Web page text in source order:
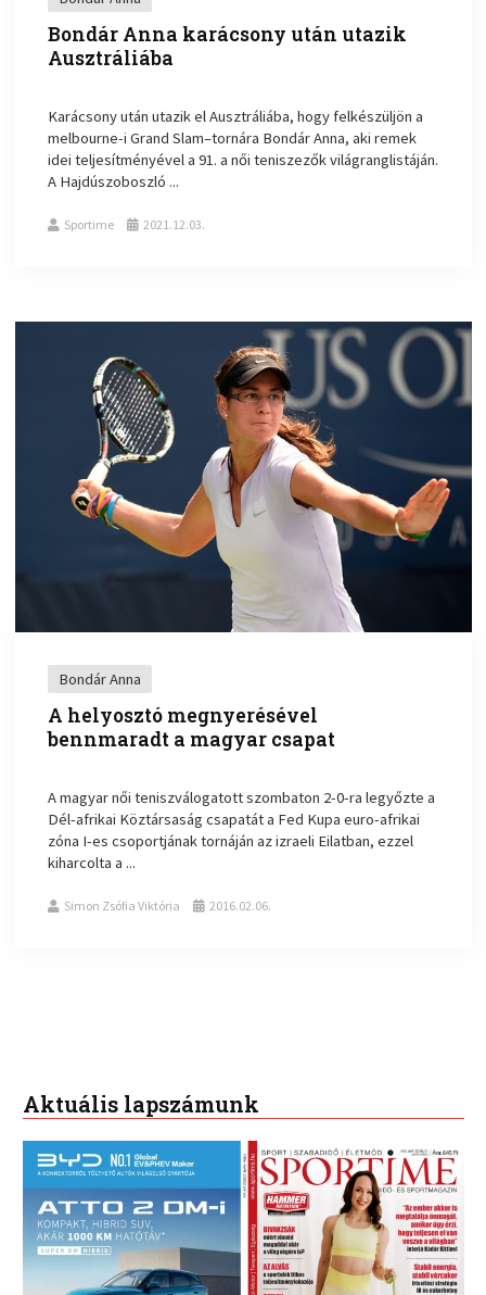
Bondár Anna karácsony után utazik
Ausztráliába
Karácsony után utazik el Ausztráliába, hogy felkészüljön a
melbourne-i Grand Slam–tornára Bondár Anna, aki remek
idei teljesítményével a 91. a női teniszezők világranglistáján.
A Hajdúszoboszló ...
Sportime 2021.12.03.
Bondár Anna
A helyosztó megnyerésével
bennmaradt a magyar csapat
A magyar női teniszválogatott szombaton 2-0-ra legyőzte a
Dél-afrikai Köztársaság csapatát a Fed Kupa euro-afrikai
zóna I-es csoportjának tornáján az izraeli Eilatban, ezzel
kiharcolta a ...
Simon Zsófia Viktória 2016.02.06.
Aktuális lapszámunk